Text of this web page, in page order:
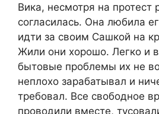
Вика, несмотря на протест
согласилась. Она любила
идти за своим Сашкой на
Жили они хорошо. Легко и
бытовые проблемы их не
неплохо зарабатывал и
требовал. Все свободное
проводили вместе,